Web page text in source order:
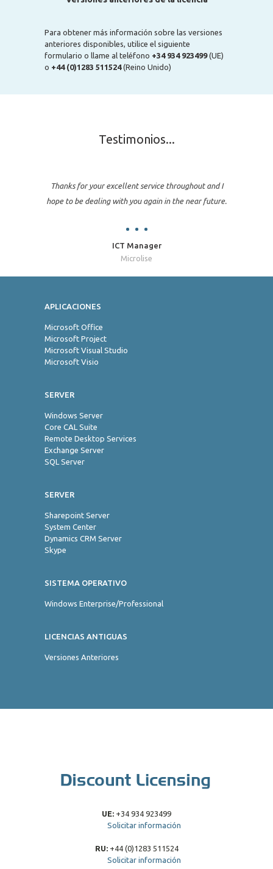
Para obtener más información sobre las versiones
anteriores disponibles, utilice el siguiente
formulario o llame al teléfono +34 934 923499(UE)
o +44 (0)1283 511524(Reino Unido)
Testimonios...
Thanks for your excellent service throughout and I
hope to be dealing with you again in the near future.
ICT Manager
Microlise
APLICACIONES
Microsoft Office
Microsoft Project
Microsoft Visual Studio
Microsoft Visio
SERVER
Windows Server
Core CAL Suite
Remote Desktop Services
Exchange Server
SQL Server
SERVER
Sharepoint Server
System Center
Dynamics CRM Server
Skype
SISTEMA OPERATIVO
Windows Enterprise/Professional
LICENCIAS ANTIGUAS
Versiones Anteriores
UE: +34 934 923499
Solicitar información
RU:+44 (0)1283 511524
Solicitar información